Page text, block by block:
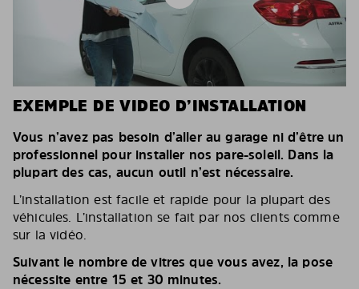
EXEMPLE DE VIDEO D’INSTALLATION
Vous n’avez pas besoin d’aller au garage ni d’être un
professionnel pour installer nos pare-soleil. Dans la
plupart des cas, aucun outil n’est nécessaire.
L’installation est facile et rapide pour la plupart des
véhicules. L’installation se fait par nos clients comme
sur la vidéo.
Suivant le nombre de vitres que vous avez, la pose
nécessite entre 15 et 30 minutes.